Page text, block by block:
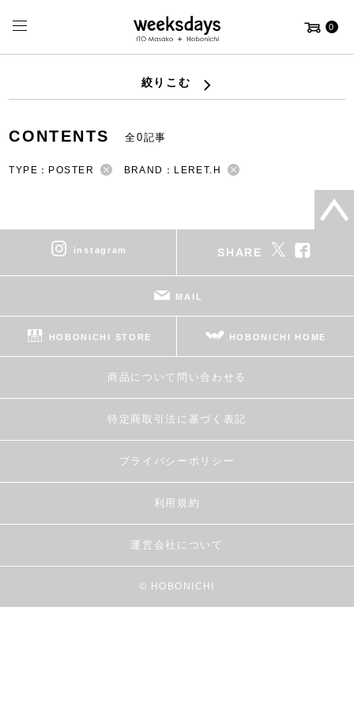
0
絞りこむ
CONTENTS 全0記事
TYPE：POSTER BRAND：LERET.H
instagram SHARE
MAIL
HOBONICHI STORE HOBONICHI HOME
商品について問い合わせる
特定商取引法に基づく表記
プライバシーポリシー
利用規約
運営会社について
© HOBONICHI